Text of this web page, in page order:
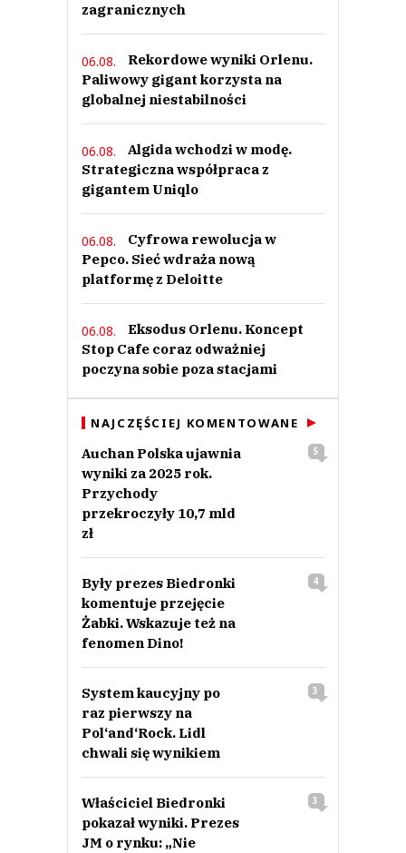
zagranicznych
06.08.
Rekordowe wyniki Orlenu.
Paliwowy gigant korzysta na
globalnej niestabilności
06.08.
Algida wchodzi w modę.
Strategiczna współpraca z
gigantem Uniqlo
06.08.
Cyfrowa rewolucja w
Pepco. Sieć wdraża nową
platformę z Deloitte
06.08.
Eksodus Orlenu. Koncept
Stop Cafe coraz odważniej
poczyna sobie poza stacjami
NAJCZĘŚCIEJ KOMENTOWANE
Auchan Polska ujawnia
wyniki za 2025 rok.
Przychody
przekroczyły 10,7 mld
zł
5
Były prezes Biedronki
komentuje przejęcie
Żabki. Wskazuje też na
fenomen Dino!
4
System kaucyjny po
raz pierwszy na
Pol‘and‘Rock. Lidl
chwali się wynikiem
3
Właściciel Biedronki
pokazał wyniki. Prezes
JM o rynku: „Nie
3